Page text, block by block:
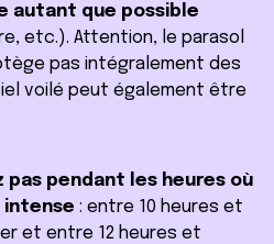
autant que possible
etc.). Attention, le parasol
pas intégralement des
voilé peut également être
pas pendant les heures où
intense : entre 10 heures et
et entre 12 heures et